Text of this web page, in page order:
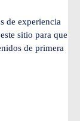
de experiencia
sitio para que
de primera